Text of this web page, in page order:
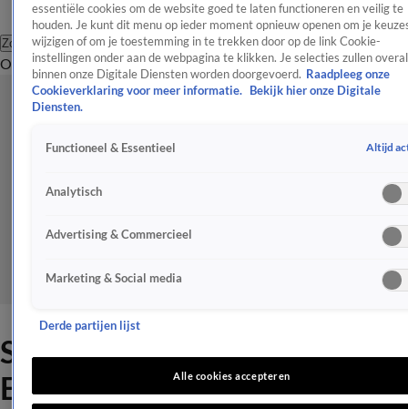
Zoeken
OverzichtEntertainmentSpraakmakendRealityCrimeVideo's
S10 in eerste halve finale
Eurovisie Songfestival
essentiële cookies om de website goed te laten functioneren en veilig te
houden. Je kunt dit menu op ieder moment opnieuw openen om je
wijzigen of om je toestemming in te trekken door op de link Cookie-
instellingen onder aan de webpagina te klikken. Je selecties zullen overal
binnen onze Digitale Diensten worden doorgevoerd. Raadpleeg onze
Cookieverklaring voor meer informatie.
Bekijk hier onze Digitale
Diensten.
Functioneel & Essentieel Altijd
Analytisch
Advertising & Commercieel
Marketing & Social media
Derde partijen lijst
Alle cookies accepteren